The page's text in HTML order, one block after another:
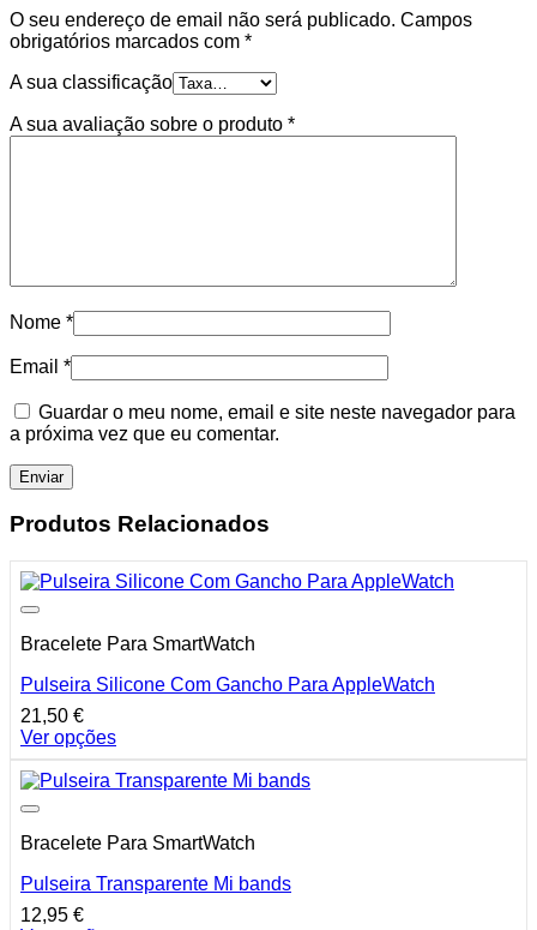
O seu endereço de email não será publicado. Campos
obrigatórios marcados com *
A sua classificação
A sua avaliação sobre o produto *
Nome *
Email *
Guardar o meu nome, email e site neste navegador para
a próxima vez que eu comentar.
Produtos Relacionados
Bracelete Para SmartWatch
Pulseira Silicone Com Gancho Para AppleWatch
21,50 €
Ver opções
This
product
has
variants.
options
may
Bracelete Para SmartWatch
Pulseira Transparente Mi bands
12,95 €